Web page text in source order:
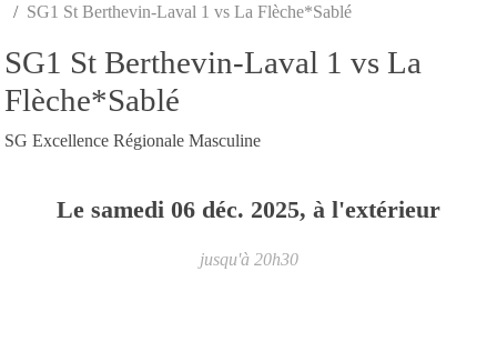
SG1 St Berthevin-Laval 1 vs La Flèche*Sablé
SG1 St Berthevin-Laval 1 vs La
Flèche*Sablé
SG Excellence Régionale Masculine
Le samedi 06 déc. 2025, à l'extérieur
jusqu'à 20h30